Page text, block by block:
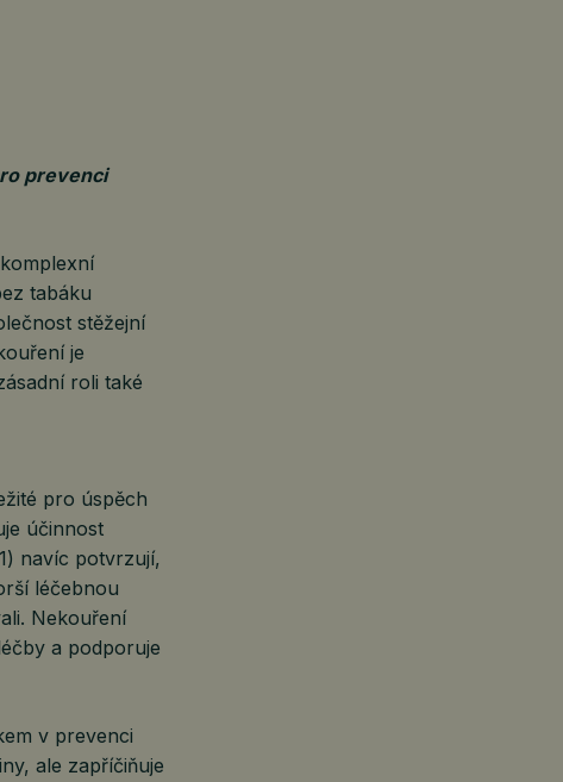
prevenci
tabáku
stěžejní
je
roli také
pro úspěch
účinnost
navíc potvrzují,
léčebnou
Nekouření
a podporuje
v prevenci
ale zapříčiňuje